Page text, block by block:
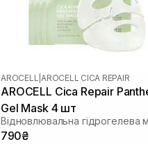
AROCELL |AROCELL CICA REPAIR
AROCELL Cica Repair
Gel Mask 4 шт
790₴